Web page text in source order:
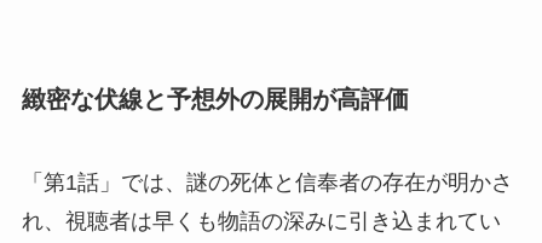
緻密な伏線と予想外の展開が高評価
「第1話」では、謎の死体と信奉者の存在が明かさ
れ、視聴者は早くも物語の深みに引き込まれてい